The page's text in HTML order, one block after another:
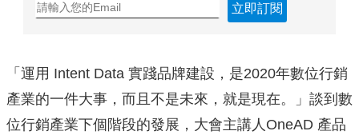
立即訂閱
「運用 Intent Data 實踐品牌建設，是2020年數位行銷
產業的一件大事，而且不是未來，就是現在。」談到數
位行銷產業下個階段的發展，大會主講人OneAD 產品